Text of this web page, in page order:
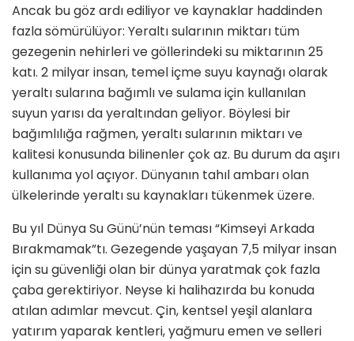
Ancak bu göz ardı ediliyor ve kaynaklar haddinden
fazla sömürülüyor: Yeraltı sularının miktarı tüm
gezegenin nehirleri ve göllerindeki su miktarının 25
katı. 2 milyar insan, temel içme suyu kaynağı olarak
yeraltı sularına bağımlı ve sulama için kullanılan
suyun yarısı da yeraltından geliyor. Böylesi bir
bağımlılığa rağmen, yeraltı sularının miktarı ve
kalitesi konusunda bilinenler çok az. Bu durum da aşırı
kullanıma yol açıyor. Dünyanın tahıl ambarı olan
ülkelerinde yeraltı su kaynakları tükenmek üzere.
Bu yıl Dünya Su Günü’nün teması “Kimseyi Arkada
Bırakmamak”tı. Gezegende yaşayan 7,5 milyar insan
için su güvenliği olan bir dünya yaratmak çok fazla
çaba gerektiriyor. Neyse ki halihazırda bu konuda
atılan adımlar mevcut. Çin, kentsel yeşil alanlara
yatırım yaparak kentleri, yağmuru emen ve selleri